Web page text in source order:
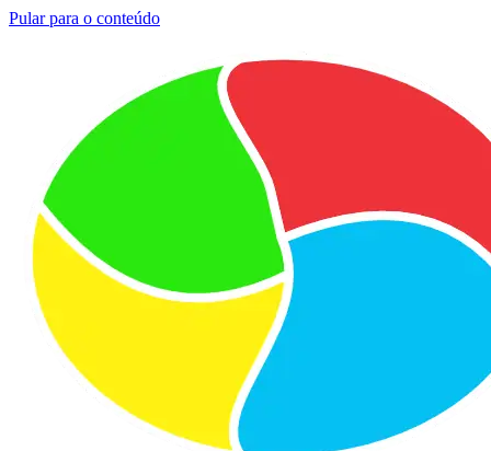
Pular para o conteúdo